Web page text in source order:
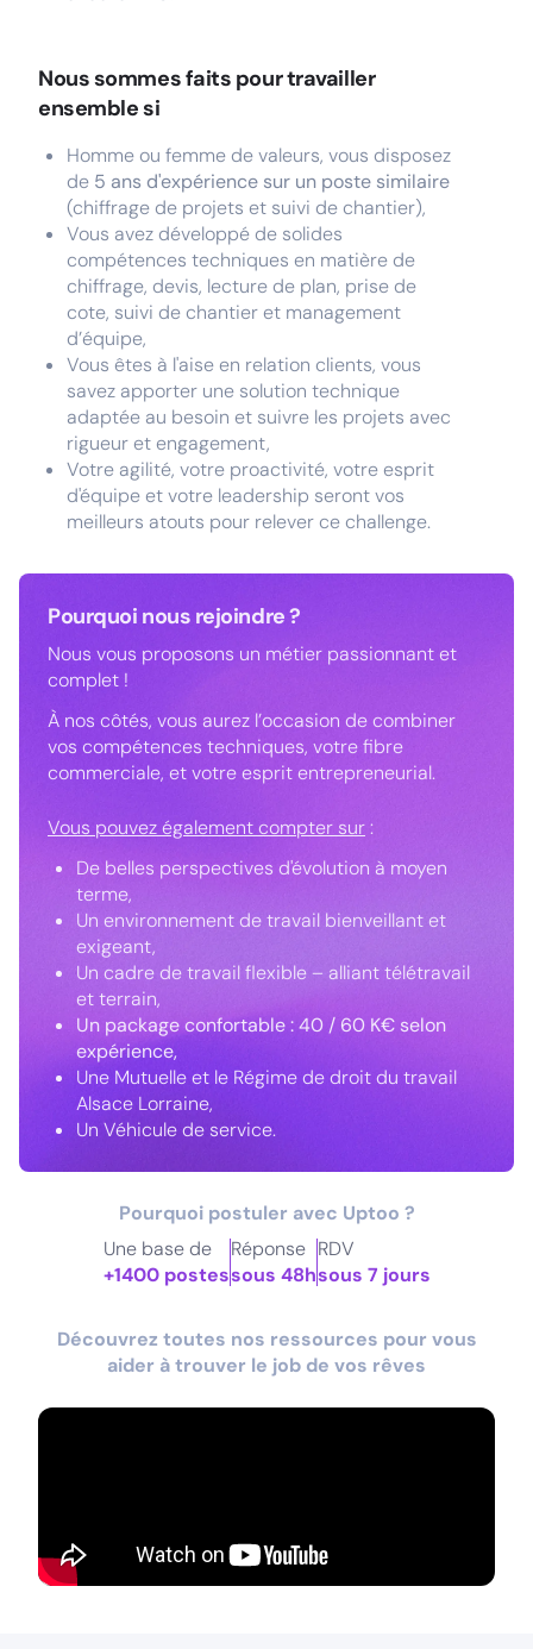
Nous sommes faits pour travailler
ensemble si
Homme ou femme de valeurs, vous disposez
de 5 ans d'expérience sur un poste similaire
(chiffrage de projets et suivi de chantier),
Vous avez développé de solides
compétences techniques en matière de
chiffrage, devis, lecture de plan, prise de
cote, suivi de chantier et management
d’équipe,
Vous êtes à l'aise en relation clients, vous
savez apporter une solution technique
adaptée au besoin et suivre les projets avec
rigueur et engagement,
Votre agilité, votre proactivité, votre esprit
d'équipe et votre leadership seront vos
meilleurs atouts pour relever ce challenge.
Pourquoi nous rejoindre ?
Nous vous proposons un métier passionnant et
complet !
À nos côtés, vous aurez l’occasion de combiner
vos compétences techniques, votre fibre
commerciale, et votre esprit entrepreneurial.
Vous pouvez également compter sur:
De belles perspectives d'évolution à moyen
terme,
Un environnement de travail bienveillant et
exigeant,
Un cadre de travail flexible – alliant télétravail
et terrain,
Un package confortable : 40 / 60 K€ selon
expérience,
Une Mutuelle et le Régime de droit du travail
Alsace Lorraine,
Un Véhicule de service.
Pourquoi postuler avec Uptoo ?
Une base de
+1400 postes
Réponse
sous 48h
RDV
sous 7 jours
Découvrez toutes nos ressources pour vous
aider à trouver le job de vos rêves